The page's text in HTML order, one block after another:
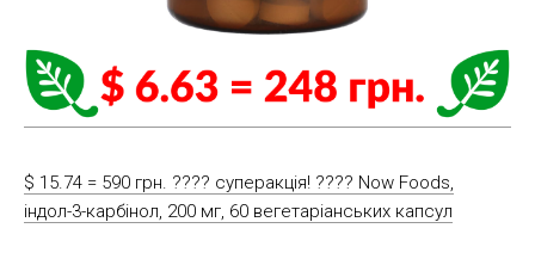
$ 15.74 = 590 грн. ???? cуперакція! ???? Now Foods,
індол-3-карбінол, 200 мг, 60 вегетаріанських капсул